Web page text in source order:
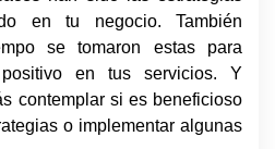
en tu negocio. También
se tomaron estas para
en tus servicios. Y
contemplar si es beneficioso
o implementar algunas